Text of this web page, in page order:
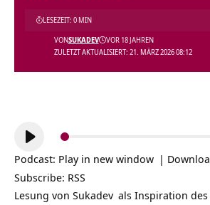
ZULETZT AKTUALISIERT: 21. MÄRZ 2026 08:12
VONSUKADEV VOR 18 JAHREN
LESEZEIT: 0 MIN
Audio-
Player
Podcast: Play in new window |
Subscribe: RSS
Lesung von Sukadev als Inspiration des